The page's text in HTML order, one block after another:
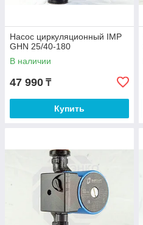
Насос циркуляционный IMP
GHN 25/40-180
В наличии
47 990 ₸
Купить